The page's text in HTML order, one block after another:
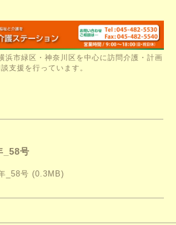
浜市緑区・神奈川区を中心に訪問介護・計画
支援を行っています。
_58号
_58号 (0.3MB)